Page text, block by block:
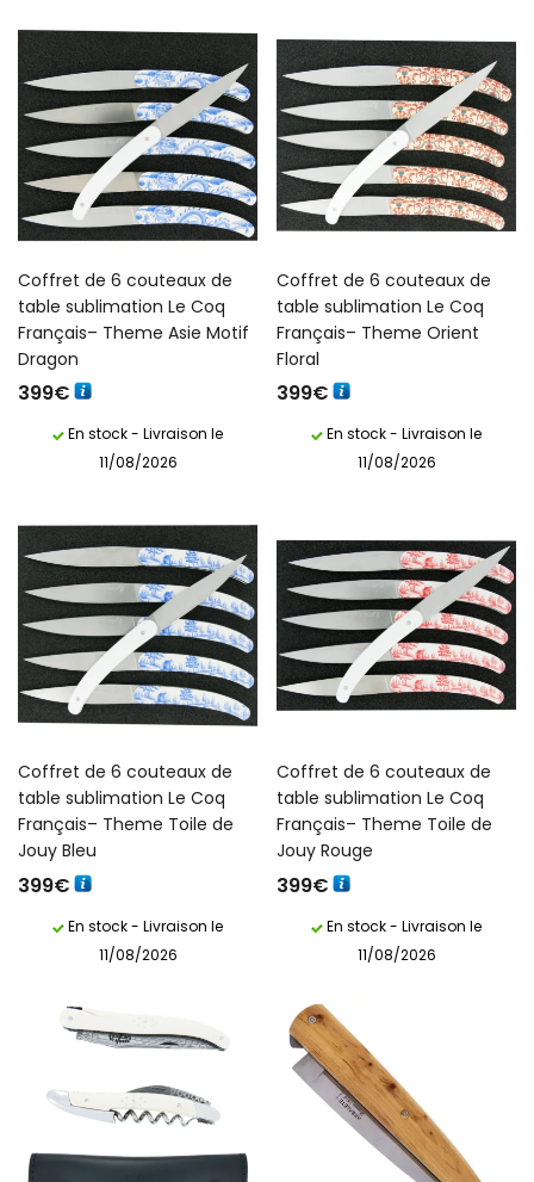
Coffret de 6 couteaux de
table sublimation Le Coq
Français– Theme Asie Motif
Dragon
399€
En stock - Livraison le
11/08/2026
Coffret de 6 couteaux de
table sublimation Le Coq
Français– Theme Orient
Floral
399€
En stock - Livraison le
11/08/2026
Coffret de 6 couteaux de
table sublimation Le Coq
Français– Theme Toile de
Jouy Bleu
399€
En stock - Livraison le
11/08/2026
Coffret de 6 couteaux de
table sublimation Le Coq
Français– Theme Toile de
Jouy Rouge
399€
En stock - Livraison le
11/08/2026